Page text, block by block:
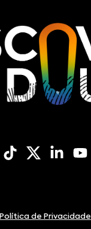
Política de Privacidade